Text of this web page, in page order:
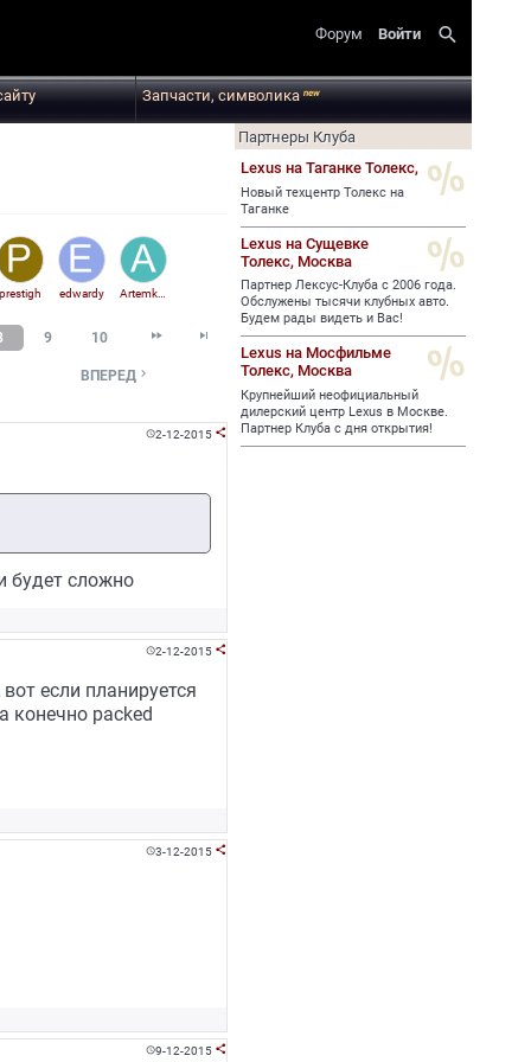
Форум Войти search
Запчасти, символикаnew
prestigh edwardy Artemka214
9 10  
ВПЕРЕД 
2-12-2015 
будет сложно
2-12-2015 
если планируется
конечно packed
3-12-2015 
9-12-2015 
Партнеры Клуба
Lexus на Таганке Толекс,
Новый техцентр Толекс на
Таганке
Lexus на Сущевке
Толекс, Москва
Партнер Лексус-Клуба с 2006 года.
Обслужены тысячи клубных авто.
Будем рады видеть и Вас!
Lexus на Мосфильме
Толекс, Москва
Крупнейший неофициальный
дилерский центр Lexus в Москве.
Партнер Клуба с дня открытия!